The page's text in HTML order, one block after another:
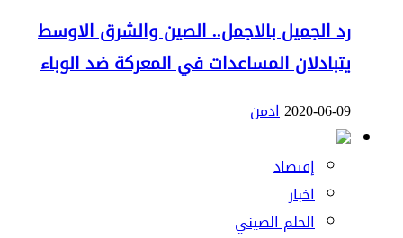
رد الجميل بالاجمل.. الصين والشرق الاوسط
يتبادلان المساعدات في المعركة ضد الوباء
2020-06-09ادمن
إقتصاد
اخبار
الحلم الصيني